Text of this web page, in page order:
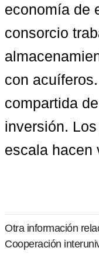
economía de
consorcio
con
compartida
inversión.
escala hacen
Otra información
Cooperación